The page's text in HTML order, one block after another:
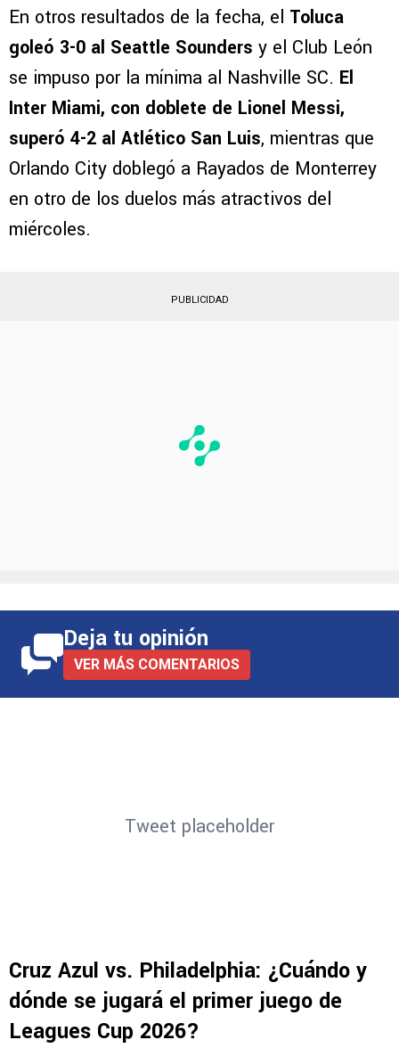
En otros resultados de la fecha, el Toluca
goleó 3-0 al Seattle Sounders y el Club León
se impuso por la mínima al Nashville SC. El
Inter Miami, con doblete de Lionel Messi,
superó 4-2 al Atlético San Luis, mientras que
Orlando City doblegó a Rayados de Monterrey
en otro de los duelos más atractivos del
miércoles.
PUBLICIDAD
Deja tu opinión
VER MÁS COMENTARIOS
Tweet placeholder
Cruz Azul vs. Philadelphia: ¿Cuándo y
dónde se jugará el primer juego de
Leagues Cup 2026?